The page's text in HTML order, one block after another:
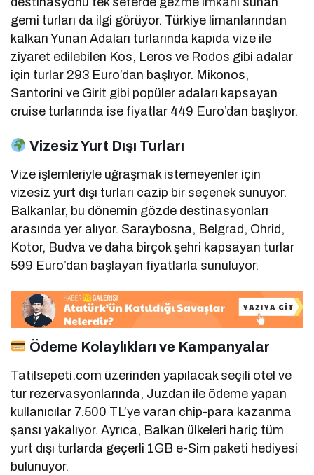
gemi turları da ilgi görüyor. Türkiye limanlarından
kalkan Yunan Adaları turlarında kapıda vize ile
ziyaret edilebilen Kos, Leros ve Rodos gibi adalar
için turlar 293 Euro’dan başlıyor. Mikonos,
Santorini ve Girit gibi popüler adaları kapsayan
cruise turlarında ise fiyatlar 449 Euro’dan başlıyor.
Vizesiz Yurt Dışı Turları
Vize işlemleriyle uğraşmak istemeyenler için
vizesiz yurt dışı turları cazip bir seçenek sunuyor.
Balkanlar, bu dönemin gözde destinasyonları
arasında yer alıyor. Saraybosna, Belgrad, Ohrid,
Kotor, Budva ve daha birçok şehri kapsayan turlar
599 Euro’dan başlayan fiyatlarla sunuluyor.
Ödeme Kolaylıkları ve Kampanyalar
Tatilsepeti.com üzerinden yapılacak seçili otel ve
tur rezervasyonlarında, Juzdan ile ödeme yapan
kullanıcılar 7.500 TL’ye varan chip-para kazanma
şansı yakalıyor. Ayrıca, Balkan ülkeleri hariç tüm
yurt dışı turlarda geçerli 1GB e-Sim paketi hediyesi
bulunuyor.